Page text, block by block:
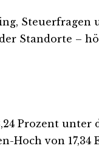
Steuerfragen
Standorte –
Prozent unter
Hoch von 17,34